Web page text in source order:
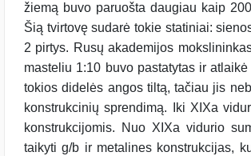
žiemą buvo pa­ruoš­ta daugiau kaip
Šią tvirtovę sudarė tokie sta­tiniai:
2 pirtys. Rusų akademijos
masteliu 1:10 buvo pastatytas ir
to­kios didelės angos tiltą, tačiau jis
kons­truk­cinių sprendimą. Iki XIXa
kons­truk­ci­jo­mis. Nuo XIXa vidurio
taikyti g/b ir me­ta­li­nes konstrukcijas,